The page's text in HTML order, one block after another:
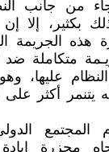
من جانب
بکثير، إلا
هذه الجريمة
متکاملة ضد
عليها،
يتنمر أکثر
المجتمع
مجزرة